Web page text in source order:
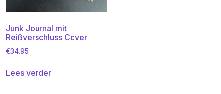
Junk Journal mit
Reißverschluss Cover
€34.95
Lees verder